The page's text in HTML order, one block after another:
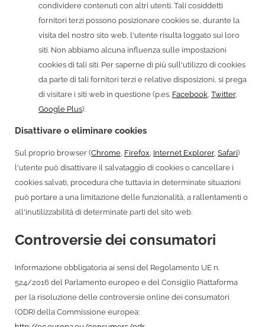
condividere contenuti con altri utenti. Tali cosiddetti
fornitori terzi possono posizionare cookies se, durante la
visita del nostro sito web, l'utente risulta loggato sui loro
siti. Non abbiamo alcuna influenza sulle impostazioni
cookies di tali siti. Per saperne di più sull'utilizzo di cookies
da parte di tali fornitori terzi e relative disposizioni, si prega
di visitare i siti web in questione (p.es. Facebook Twitter,
Google Plus).
Disattivare o eliminare cookies
Sul proprio browser (Chrome Firefox Internet Explorer, Safari)
l'utente può disattivare il salvataggio di cookies o cancellare i
cookies salvati, procedura che tuttavia in determinate situazioni
può portare a una limitazione delle funzionalità, a rallentamenti o
all'inutilizzabilità di determinate parti del sito web.
Controversie dei consumatori
Informazione obbligatoria ai sensi del Regolamento UE n.
524/2016 del Parlamento europeo e del Consiglio Piattaforma
per la risoluzione delle controversie online dei consumatori
(ODR) della Commissione europea: